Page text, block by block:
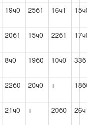
19ч0 25б1 16ч1
20б1 15ч0 22б1
8ч0 19б0 10ч0
22б0 20ч0 +
21ч0 + 20б0